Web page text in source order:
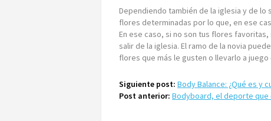
Dependiendo también de la iglesia y de
flores determinadas por lo que, en ese
En ese caso, si no son tus flores
salir de la iglesia. El ramo de la novia
flores que más le gusten o llevarlo a
Siguiente post: Body Balance: ¿Qué es y
Post anterior: Bodyboard, el deporte